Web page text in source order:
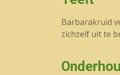
Barbarakruid
zichzelf uit te